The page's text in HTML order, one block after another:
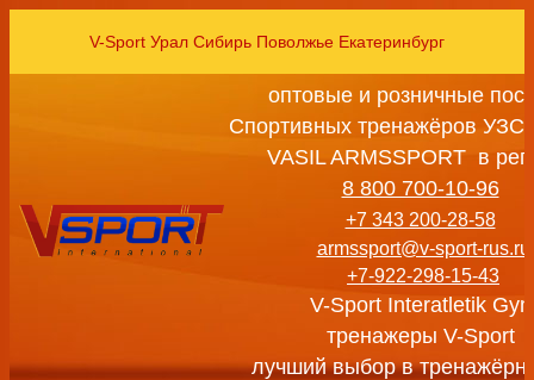
V-Sport Урал Сибирь Поволжье Екатеринбург
оптовые и розничные
Спортивных тренажёров
VASIL ARMSSPORT в
8 800 700-10-96
+7 343 200-28-58
armssport@v-sport-rus.ru
+7-922-298-15-43
V-Sport Interatletik
тренажеры V-Sport
лучший выбор в